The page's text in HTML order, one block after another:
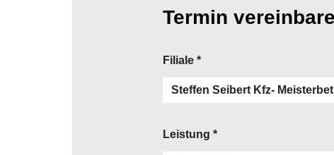
Termin
Filiale *
Leistung *